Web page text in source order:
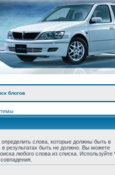
блогов
определить слова, которые должны быть в
в результатах быть не должно. Вы можете
любого слова из списка. Используйте